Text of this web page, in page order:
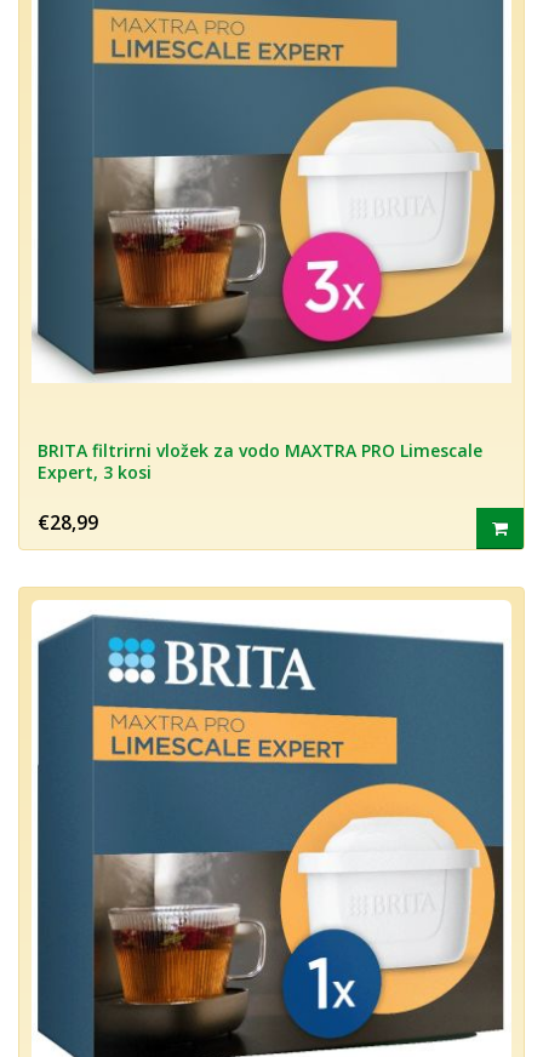
BRITA filtrirni vložek za vodo MAXTRA PRO Limescale
Expert, 3 kosi
€28,99